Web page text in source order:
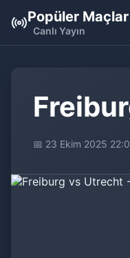
Popüler Maçlar
Canlı Yayın
📅 23 Ekim 2025